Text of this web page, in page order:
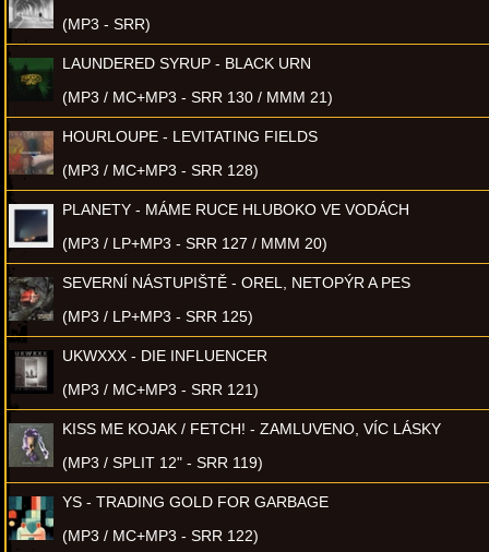
(MP3 - SRR)
LAUNDERED SYRUP - BLACK URN
(MP3 / MC+MP3 - SRR 130 / MMM 21)
HOURLOUPE - LEVITATING FIELDS
(MP3 / MC+MP3 - SRR 128)
PLANETY - MÁME RUCE HLUBOKO VE VODÁCH
(MP3 / LP+MP3 - SRR 127 / MMM 20)
SEVERNÍ NÁSTUPIŠTĚ - OREL, NETOPÝR A PES
(MP3 / LP+MP3 - SRR 125)
UKWXXX - DIE INFLUENCER
(MP3 / MC+MP3 - SRR 121)
KISS ME KOJAK / FETCH! - ZAMLUVENO, VÍC LÁSKY
(MP3 / SPLIT 12" - SRR 119)
YS - TRADING GOLD FOR GARBAGE
(MP3 / MC+MP3 - SRR 122)